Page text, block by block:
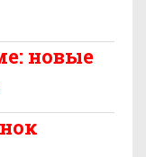
новые